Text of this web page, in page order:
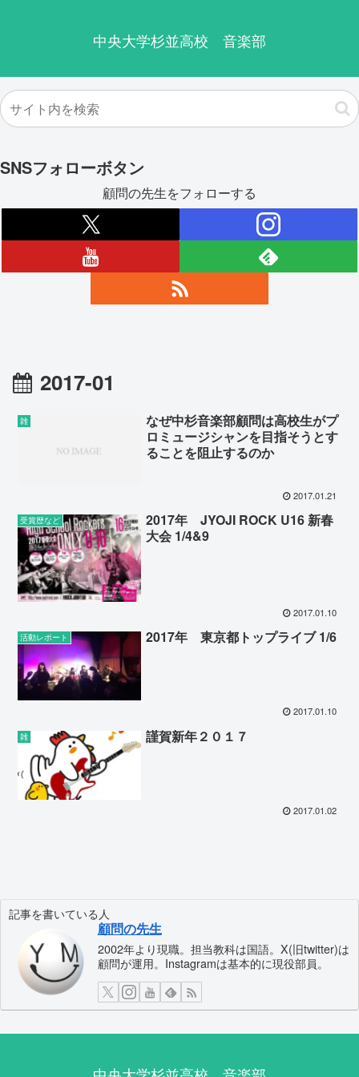
中央大学杉並高校 音楽部
SNSフォローボタン
顧問の先生をフォローする
2017-01
雑
なぜ中杉音楽部顧問は高校生がプ
ロミュージシャンを目指そうとす
ることを阻止するのか
2017.01.21
受賞歴など
2017年 JYOJI ROCK U16 新春
大会 1/4&9
2017.01.10
活動レポート 2017年 東京都トップライブ 1/6
2017.01.10
雑 謹賀新年２０１７
2017.01.02
記事を書いている人
顧問の先生
2002年より現職。担当教科は国語。X(旧twitter)は
顧問が運用。Instagramは基本的に現役部員。